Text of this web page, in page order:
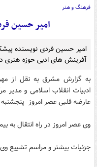
فرهنگ و هنر
امیر حسین
امیر حسین فردی نویسنده
آفرینش های ادبی حوزه هنری
به گزارش مشرق به نقل از
ادبیات انقلاب اسلامی و مدیر
عارضه قلبی عصر امروز پنجشنبه 5 اردیبهشت درگذشت
وی عصر امروز در راه انتقال
جزئیات بیشتر و مراسم تشییع